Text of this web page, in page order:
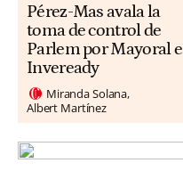
Pérez-Mas avala la
toma de control de
Parlem por Mayoral e
Inveready
Miranda Solana
Albert Martínez